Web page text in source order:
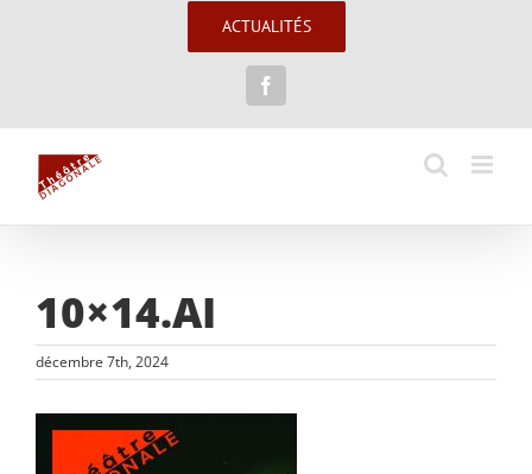
ACTUALITÉS
Facebook
10×14.AI
décembre 7th, 2024